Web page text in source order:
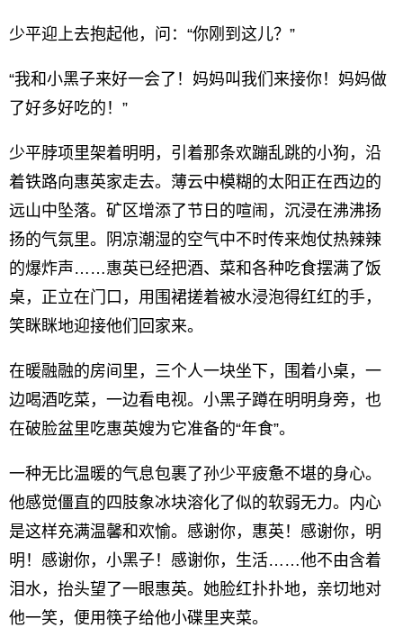
少平迎上去抱起他，问：“你刚到这儿？”
“我和小黑子来好一会了！妈妈叫我们来接你！妈妈做
了好多好吃的！”
少平脖项里架着明明，引着那条欢蹦乱跳的小狗，沿
着铁路向惠英家走去。薄云中模糊的太阳正在西边的
远山中坠落。矿区增添了节日的喧闹，沉浸在沸沸扬
扬的气氛里。阴凉潮湿的空气中不时传来炮仗热辣辣
的爆炸声……惠英已经把酒、菜和各种吃食摆满了饭
桌，正立在门口，用围裙搓着被水浸泡得红红的手，
笑眯眯地迎接他们回家来。
在暖融融的房间里，三个人一块坐下，围着小桌，一
边喝酒吃菜，一边看电视。小黑子蹲在明明身旁，也
在破脸盆里吃惠英嫂为它准备的“年食”。
一种无比温暖的气息包裹了孙少平疲惫不堪的身心。
他感觉僵直的四肢象冰块溶化了似的软弱无力。内心
是这样充满温馨和欢愉。感谢你，惠英！感谢你，明
明！感谢你，小黑子！感谢你，生活……他不由含着
泪水，抬头望了一眼惠英。她脸红扑扑地，亲切地对
他一笑，便用筷子给他小碟里夹菜。